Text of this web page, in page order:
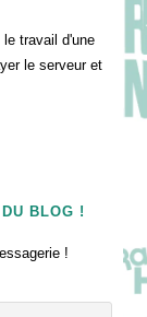
travail d'une
le serveur et
BLOG !
!